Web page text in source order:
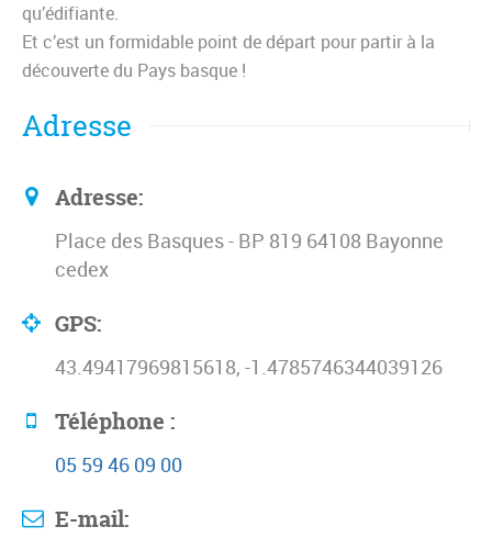
qu’édifiante.
Et c’est un formidable point de départ pour partir à la
découverte du Pays basque !
Adresse
Adresse:
Place des Basques - BP 819 64108 Bayonne
cedex
GPS:
43.49417969815618, -1.4785746344039126
Téléphone :
05 59 46 09 00
E-mail: